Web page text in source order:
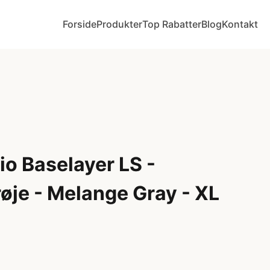
ForsideProdukterTop RabatterBlogKontakt
Baselayer LS -
- Melange Gray - XL